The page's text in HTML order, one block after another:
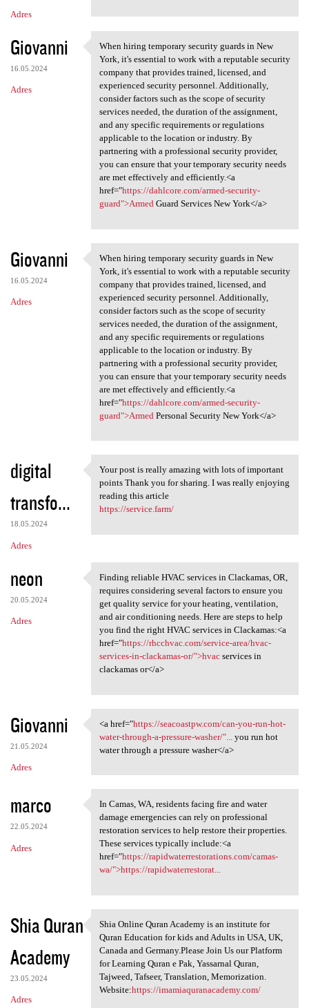
Adres
Giovanni
16.05.2024
Adres
When hiring temporary
When hiring temporary security guards in New
York, it's essential to work with a reputable security
company that provides trained, licensed, and
experienced security personnel. Additionally,
consider factors such as the scope of security
services needed, the duration of the assignment,
and any specific requirements or regulations
applicable to the location or industry. By
partnering with a professional security provider,
you can ensure that your temporary security needs
are met effectively and efficiently.<a
href="https://dahlcore.com/armed-security-
guard">ArmedGuard Services New York</a>
Giovanni
16.05.2024
Adres
When hiring temporary
When hiring temporary security guards in New
York, it's essential to work with a reputable security
company that provides trained, licensed, and
experienced security personnel. Additionally,
consider factors such as the scope of security
services needed, the duration of the assignment,
and any specific requirements or regulations
applicable to the location or industry. By
partnering with a professional security provider,
you can ensure that your temporary security needs
are met effectively and efficiently.<a
href="https://dahlcore.com/armed-security-
guard">Armed Personal Security New York</a>
digital
transfo...
18.05.2024
Adres
Your post is really amazing
Your post is really amazing with lots of important
points Thank you for sharing. I was really enjoying
reading this article
https://service.farm/
neon
20.05.2024
Adres
Finding reliable HVAC
Finding reliable HVAC services in Clackamas, OR,
requires considering several factors to ensure you
get quality service for your heating, ventilation,
and air conditioning needs. Here are steps to help
you find the right HVAC services in Clackamas:<a
href="https://rhcchvac.com/service-area/hvac-
services-in-clackamas-or/">hvacservices in
clackamas or</a>
Giovanni
21.05.2024
Adres
<a href="https://seacoastpw
<a href="https://seacoastpw.com/can-you-run-hot-
water-through-a-pressure-washer/"...
you run hot
water through a pressure washer</a>
marco
22.05.2024
Adres
In Camas, WA, residents
In Camas, WA, residents facing fire and water
damage emergencies can rely on professional
restoration services to help restore their properties.
These services typically include:<a
href="https://rapidwaterrestorations.com/camas-
wa/">https://rapidwaterrestorat...
Shia Quran
Academy
23.05.2024
Adres
Shia Online Quran Academy is
Shia Online Quran Academy is an institute for
Quran Education for kids and Adults in USA, UK,
Canada and Germany.Please Join Us our Platform
for Learning Quran e Pak, Yassarnal Quran,
Tajweed, Tafseer, Translation, Memorization.
Website:https://imamiaquranacademy.com/